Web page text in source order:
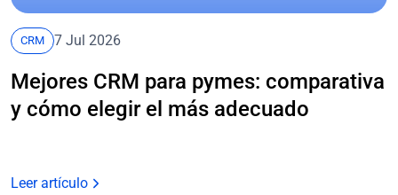
CRM 7 Jul 2026
Mejores CRM para pymes: comparativa
y cómo elegir el más adecuado
Leer artículo